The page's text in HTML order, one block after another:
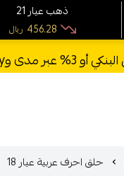
حلق احرف عربية عيار 18
21 ذهب عيار
ريال 456.28